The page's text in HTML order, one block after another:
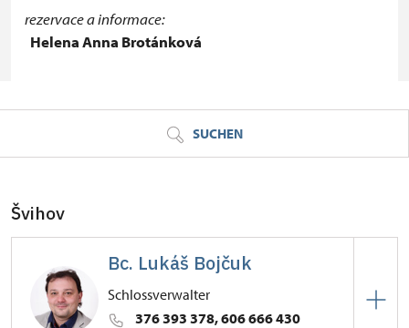
rezervace a informace:
Helena Anna Brotánková
SUCHEN
Švihov
Bc. Lukáš Bojčuk
Schlossverwalter
376 393 378, 606 666 430